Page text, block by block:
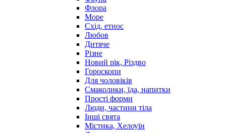
Флора
Море
Схід, етнос
Любов
Дитяче
Різне
Новий рік, Різдво
Гороскопи
Для чоловіків
Смаколики, їда, напитки
Прості форми
Люди, частини тіла
Інші свята
Містика, Хелоуїн